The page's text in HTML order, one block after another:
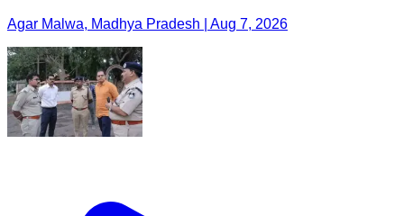
Agar Malwa, Madhya Pradesh | Aug 7, 2026